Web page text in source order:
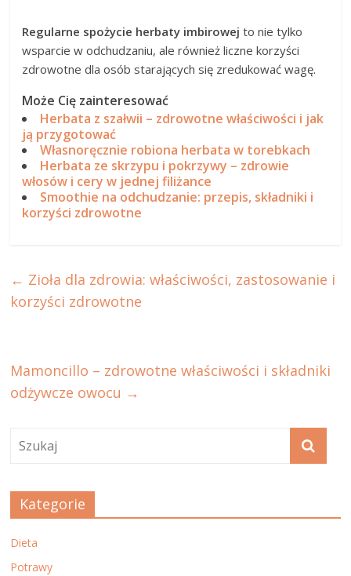
Regularne spożycie herbaty imbirowej to nie tylko
wsparcie w odchudzaniu, ale również liczne korzyści
zdrowotne dla osób starających się zredukować wagę.
Może Cię zainteresować
Herbata z szałwii – zdrowotne właściwości i jak
ją przygotować
Własnoręcznie robiona herbata w torebkach
Herbata ze skrzypu i pokrzywy – zdrowie
włosów i cery w jednej filiżance
Smoothie na odchudzanie: przepis, składniki i
korzyści zdrowotne
← Zioła dla zdrowia: właściwości, zastosowanie i
korzyści zdrowotne
Mamoncillo – zdrowotne właściwości i składniki
odżywcze owocu →
Kategorie
Dieta
Potrawy